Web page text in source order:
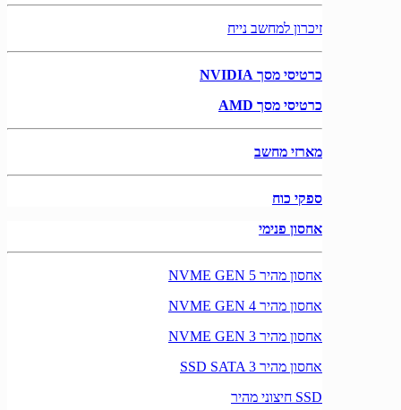
זיכרון למחשב נייח
כרטיסי מסך NVIDIA
כרטיסי מסך AMD
מארזי מחשב
ספקי כוח
אחסון פנימי
אחסון מהיר NVME GEN 5
אחסון מהיר NVME GEN 4
אחסון מהיר NVME GEN 3
אחסון מהיר SSD SATA 3
SSD חיצוני מהיר